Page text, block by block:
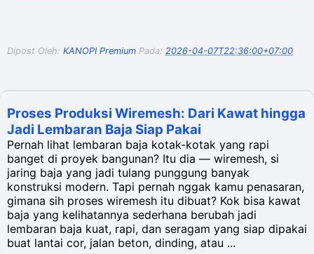
Dipost Oleh: KANOPI Premium Pada: 2026-04-07T22:36:00+07:00
Proses Produksi Wiremesh: Dari Kawat hingga
Jadi Lembaran Baja Siap Pakai
Pernah lihat lembaran baja kotak-kotak yang rapi
banget di proyek bangunan? Itu dia — wiremesh, si
jaring baja yang jadi tulang punggung banyak
konstruksi modern. Tapi pernah nggak kamu penasaran,
gimana sih proses wiremesh itu dibuat? Kok bisa kawat
baja yang kelihatannya sederhana berubah jadi
lembaran baja kuat, rapi, dan seragam yang siap dipakai
buat lantai cor, jalan beton, dinding, atau ...